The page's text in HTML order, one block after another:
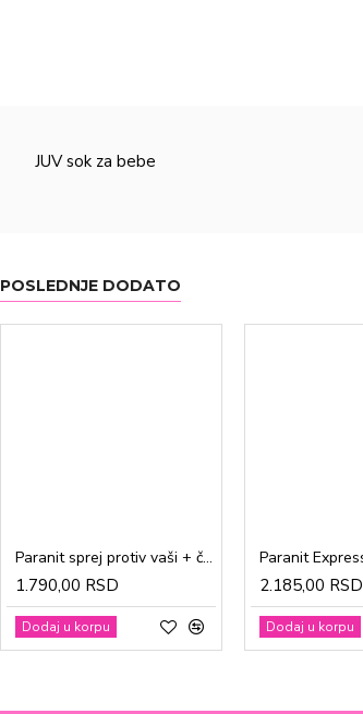
JUV sok za bebe
POSLEDNJE DODATO
Paranit sprej protiv vaši + češalj 100ml
1.790,00 RSD
Dodaj u korpu
2.185,00 RSD
Dodaj u korpu